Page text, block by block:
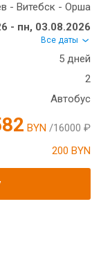
- Витебск - Орша
- пн, 03.08.2026
Все даты
5 дней
2
Автобус
BYN /16000 ₽
200 BYN